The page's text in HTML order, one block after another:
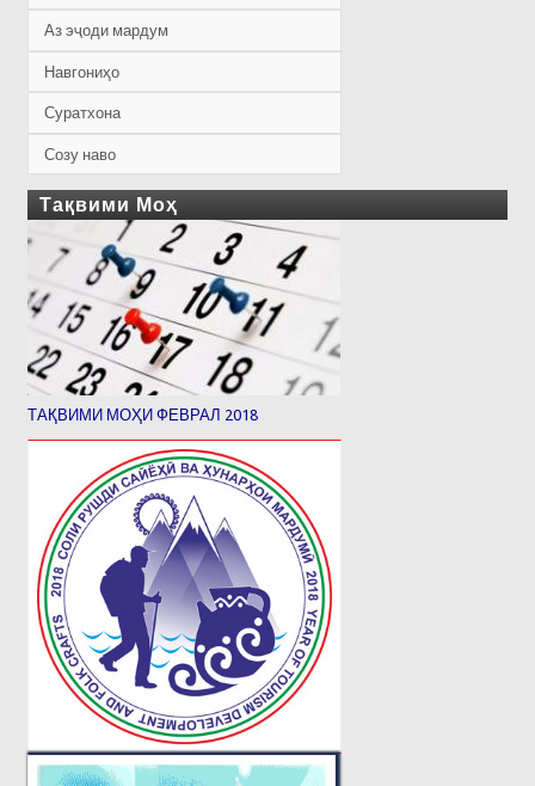
Аз эҷоди мардум
Навгониҳо
Суратхона
Созу наво
Тақвими Моҳ
ТАҚВИМИ МОҲИ ФЕВРАЛ 2018